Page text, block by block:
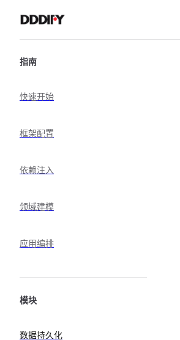
Skip to content
指南
快速开始
框架配置
依赖注入
领域建模
应用编排
模块
数据持久化